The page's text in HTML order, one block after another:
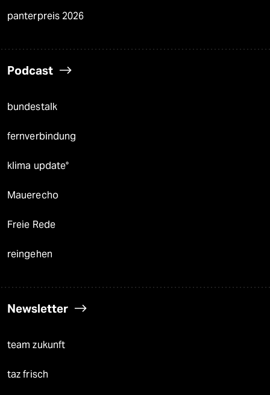
panterpreis 2026
Podcast
bundestalk
fernverbindung
klima update°
Mauerecho
Freie Rede
reingehen
Newsletter
team zukunft
taz frisch